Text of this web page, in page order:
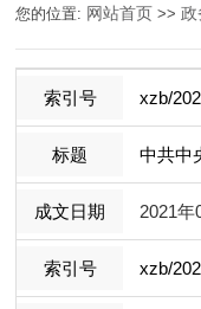
您的位置: 网站首页 >>政
xzb/
中共中
2021年
xzb/